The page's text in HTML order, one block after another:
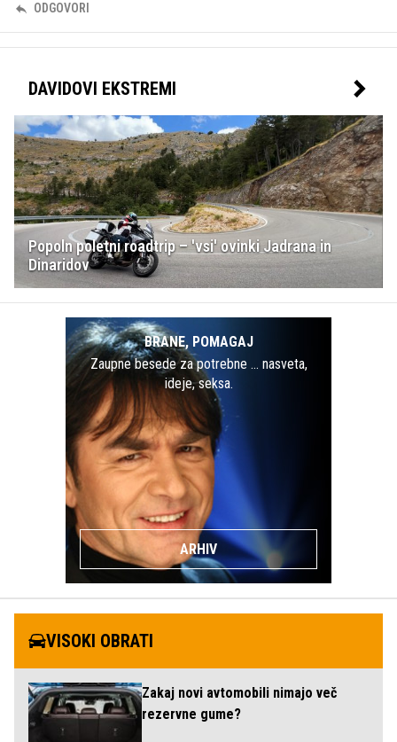
ODGOVORI
DAVIDOVI EKSTREMI
Popoln poletni roadtrip – 'vsi' ovinki Jadrana in
Dinaridov
BRANE, POMAGAJ
Zaupne besede za potrebne … nasveta,
ideje, seksa.
ARHIV
VISOKI OBRATI
Zakaj novi avtomobili nimajo več
rezervne gume?